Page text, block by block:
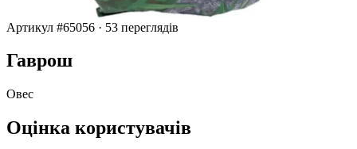
Артикул #65056 · 53 переглядів
Гаврош
Овес
Оцінка користувачів